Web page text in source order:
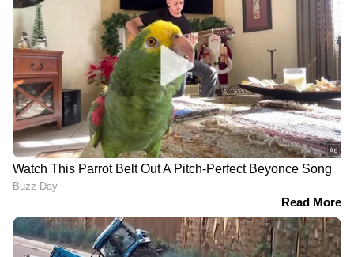
RECOMMENDED STORIES